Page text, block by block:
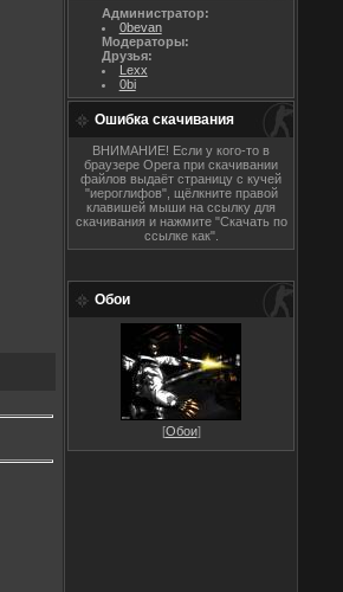
Администратор:
0bevan
Модераторы:
Друзья:
Lexx
0bi
Ошибка скачивания
ВНИМАНИЕ! Если у кого-то в
браузере Opera при скачивании
файлов выдаёт страницу с кучей
"иероглифов", щёлкните правой
клавишей мыши на ссылку для
скачивания и нажмите "Скачать по
ссылке как".
Обои
[Обои]